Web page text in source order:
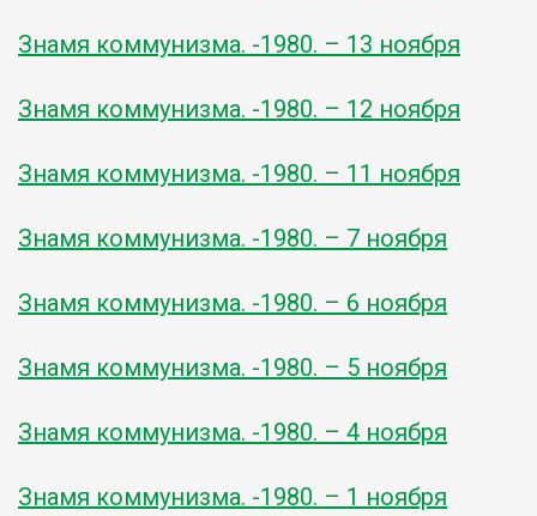
Знамя коммунизма. -1980. – 13 ноября
Знамя коммунизма. -1980. – 12 ноября
Знамя коммунизма. -1980. – 11 ноября
Знамя коммунизма. -1980. – 7 ноября
Знамя коммунизма. -1980. – 6 ноября
Знамя коммунизма. -1980. – 5 ноября
Знамя коммунизма. -1980. – 4 ноября
Знамя коммунизма. -1980. – 1 ноября